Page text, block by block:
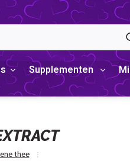
Supplementen
thee